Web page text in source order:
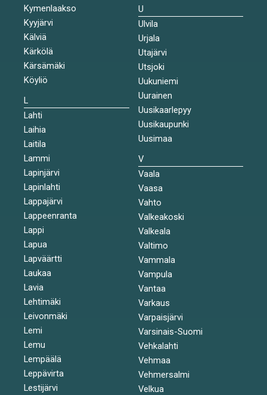
Kymenlaakso
Kyyjärvi
Kälviä
Kärkölä
Kärsämäki
Köyliö
L
Lahti
Laihia
Laitila
Lammi
Lapinjärvi
Lapinlahti
Lappajärvi
Lappeenranta
Lappi
Lapua
Lapväärtti
Laukaa
Lavia
Lehtimäki
Leivonmäki
Lemi
Lemu
Lempäälä
Leppävirta
Lestijärvi
U
Ulvila
Urjala
Utajärvi
Utsjoki
Uukuniemi
Uurainen
Uusikaarlepyy
Uusikaupunki
Uusimaa
V
Vaala
Vaasa
Vahto
Valkeakoski
Valkeala
Valtimo
Vammala
Vampula
Vantaa
Varkaus
Varpaisjärvi
Varsinais-Suomi
Vehkalahti
Vehmaa
Vehmersalmi
Velkua